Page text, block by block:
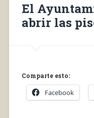
El
abrir las
Comparte esto:
Facebook